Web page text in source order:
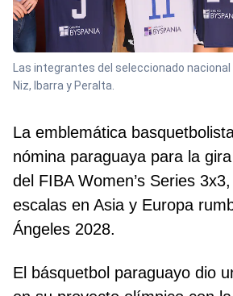
Las integrantes del seleccionado nacional
Niz, Ibarra y Peralta.
La emblemática
nómina paraguaya para la
del FIBA Women’s Series
escalas en Asia y Europa
Ángeles 2028.
El básquetbol paraguayo dio